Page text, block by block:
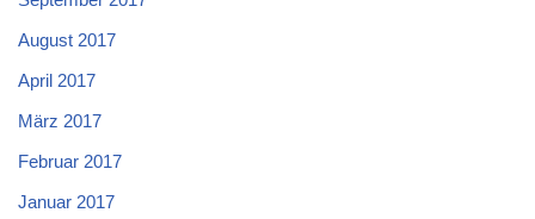
August 2017
April 2017
März 2017
Februar 2017
Januar 2017